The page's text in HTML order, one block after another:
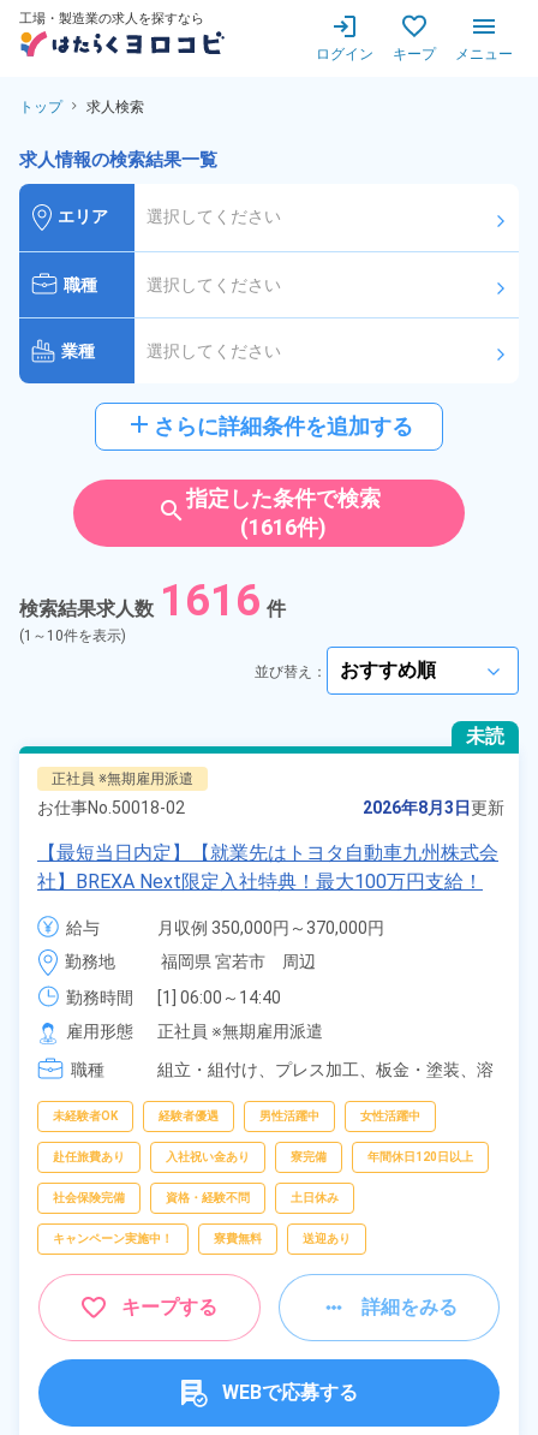
工場・製造業の求人を探すなら
ログイン キープ メニュー
トップ 求人検索
求人情報の検索結果一覧
エリア 選択してください arrow_forward_ios
職種 選択してください arrow_forward_ios
業種 選択してください arrow_forward_ios
選択してください
雇用形態 派遣社員
紹介予定派遣
契約社員
アルバイト・パート
正社員 ※無期雇用派遣
期間従業員
こだわり 選択してください
タグ 選択してください
ド
自宅周辺の
お仕事
Geo API」(HeartRails Inc.)
add さらに詳細条件を追加する
search指定した条件で検索
(1616件)
検索結果求人数 1616 件
(1～10件を表示)
並び替え： arrow_forward_ios
未読
正社員 ※無期雇用派遣
お仕事No. 50018-02 2026年8月3日更新
【最短当日内定】【就業先はトヨタ自動車九州株式会
社】BREXA Next限定入社特典！最大100万円支給！
寮費無料！昇給＆業績賞与あり！相当支給★大手自動
車メーカーで車の組立・溶接・塗装作業！未経験歓迎
♪昇給＆業績賞与など各種手当も充実！備品付き1R寮
完備♪カバン一つで赴任OK！20代～30代の男女活躍
中！格安食堂あり♪生活支援物資事前対応可◎《福岡
県宮若市》
給与
月収例 350,000円～370,000円
給与 255,000円～255,000円
勤務地
福岡県 宮若市　周辺
勤務時間
[1] 06:00～14:40
[2] 16:00～00:40
[3] 16:30～01:10
[4] 15:20～00:00
雇用形態
正社員 ※無期雇用派遣
職種
組立・組付け、 プレス加工、 板金・塗装、 溶
未経験者OK 経験者優遇 男性活躍中 女性活躍中
赴任旅費あり 入社祝い金あり 寮完備 年間休日120日以上
社会保険完備 資格・経験不問 土日休み
キャンペーン実施中！ 寮費無料 送迎あり
キープする 詳細をみる
WEBで応募する